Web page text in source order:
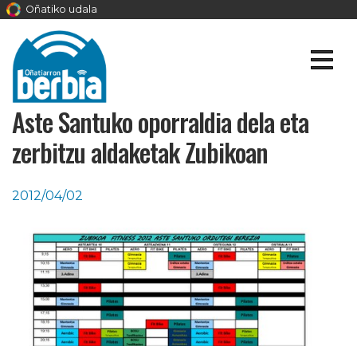
Oñatiko udala
Aste Santuko oporraldia dela eta
zerbitzu aldaketak Zubikoan
2012/04/02